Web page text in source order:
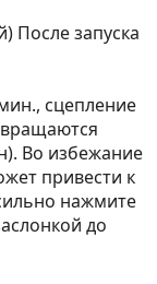
После запуска
сцепление
Во избежание
привести к
нажмите
до